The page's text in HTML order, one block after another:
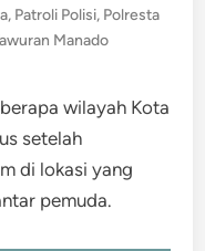
, Patroli Polisi, Polresta
Manado
wilayah Kota
setelah
di lokasi yang
pemuda.